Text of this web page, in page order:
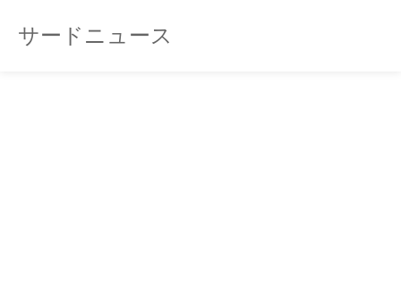
サードニュース